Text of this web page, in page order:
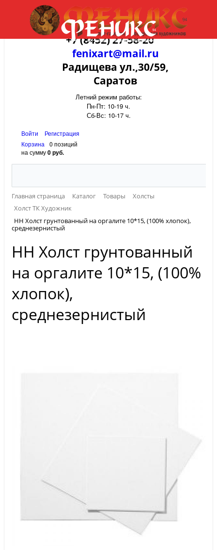
+7 (8452) 27-58-20
fenixart@mail.ru
Радищева ул.,30/59,
Саратов
Летний режим работы:
Пн-Пт: 10-19 ч.
Сб-Вс: 10-17 ч.
Войти
Регистрация
Корзина
0 позиций
на сумму0 руб.
Главная страница Каталог Товары
Холсты
Холст ТК Художник
НН Холст грунтованный на оргалите 10*15, (100% хлопок),
среднезернистый
НН Холст грунтованный
на оргалите 10*15, (100%
хлопок),
среднезернистый